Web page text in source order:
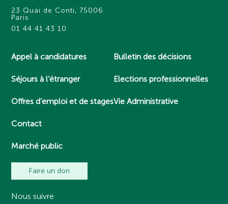
23 Quai de Conti, 75006
Paris
01 44 41 43 10
Appel à candidatures
Séjours à l’étranger
Offres d’emploi et de stages
Contact
Marché public
Bulletin des décisions
Elections professionnelles
Vie Administrative
Faire un don
Nous suivre